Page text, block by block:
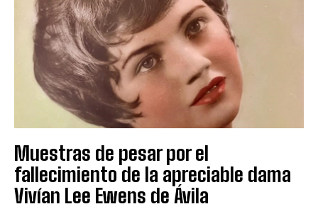
Muestras de pesar por el
fallecimiento de la apreciable dama
Vivían Lee Ewens de Ávila